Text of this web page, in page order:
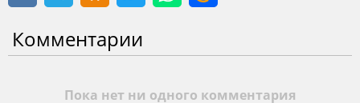
Комментарии
Пока нет ни одного комментария